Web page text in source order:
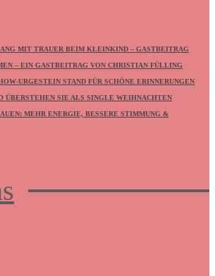
MIT TRAUER BEIM KLEINKIND – GASTBEITRAG
– EIN GASTBEITRAG VON CHRISTIAN FÜLLING
URGESTEIN STAND FÜR SCHÖNE ERINNERUNGEN
ÜBERSTEHEN SIE ALS SINGLE WEIHNACHTEN
MEHR ENERGIE, BESSERE STIMMUNG &